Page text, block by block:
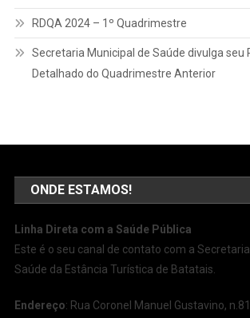
RDQA 2024 – 1º Quadrimestre
Secretaria Municipal de Saúde divulga seu
Detalhado do Quadrimestre Anterior
ONDE ESTAMOS!
Linha Direta com a Saúde Pública
Este é o seu canal de contato com a
Saúde da Estância Turística de Batatais.
Endereço: Rua Coronel Manuel Gustavino,